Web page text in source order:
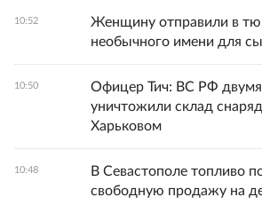
10:52
Женщину отправили в
необычного имени для
10:50
Офицер Тич: ВС РФ
уничтожили склад
Харьковом
10:48
В Севастополе топливо
свободную продажу на